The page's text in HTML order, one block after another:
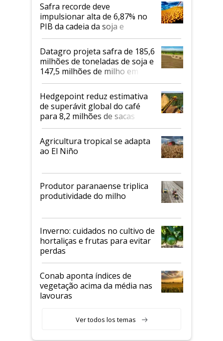
Safra recorde deve
impulsionar alta de 6,87% no
PIB da cadeia da soja e
biodiesel em 2026
Datagro projeta safra de 185,6
milhões de toneladas de soja e
147,5 milhões de milho em
2026/27
Hedgepoint reduz estimativa
de superávit global do café
para 8,2 milhões de sacas
Agricultura tropical se adapta
ao El Niño
Produtor paranaense triplica
produtividade do milho
Inverno: cuidados no cultivo de
hortaliças e frutas para evitar
perdas
Conab aponta índices de
vegetação acima da média nas
lavouras
Ver todos los temas